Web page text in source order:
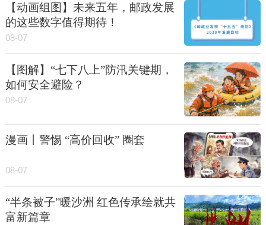
【动画组图】未来五年，邮政发展
的这些数字值得期待！
08-07
【图解】“七下八上”防汛关键期，
如何安全避险？
08-07
漫画丨警惕 “高价回收” 圈套
08-07
“半条被子”暖沙洲 红色传承绘就共
富新篇章